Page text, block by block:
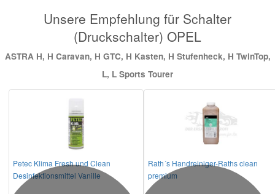
Unsere Empfehlung für Schalter
(Druckschalter) OPEL
ASTRA H, H Caravan, H GTC, H Kasten, H Stufenheck, H TwinTop,
L, L Sports Tourer
Petec Klima Fresh und Clean
Desinfektionsmittel Vanille
Rath´s Handreiniger-Raths clean
premium